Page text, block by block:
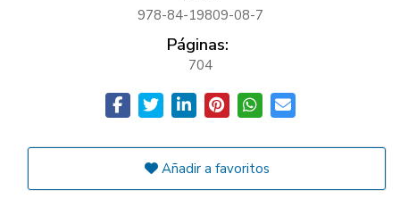
978-84-19809-08-7
Páginas:
704
Añadir a favoritos